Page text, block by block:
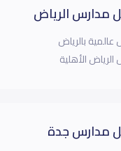
مدارس الرياض
بالرياض
الأهلية
مدارس جدة